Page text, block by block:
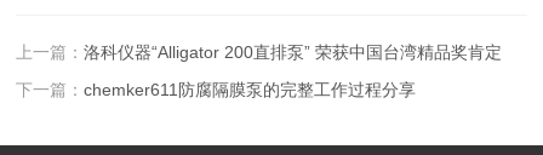
上一篇：洛科仪器“Alligator 200直排泵” 荣获中国台湾精品奖肯定
下一篇：chemker611防腐隔膜泵的完整工作过程分享